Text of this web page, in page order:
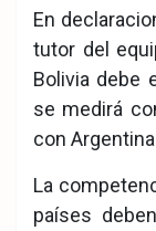
En
tutor del
Bolivia debe
se medirá
con
La
países